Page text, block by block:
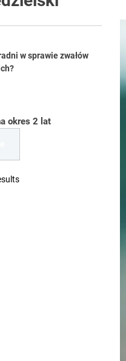
Uwaga Dębieńsko – woda
Dość komentowania
w sprawie zwałów
okres 2 lat